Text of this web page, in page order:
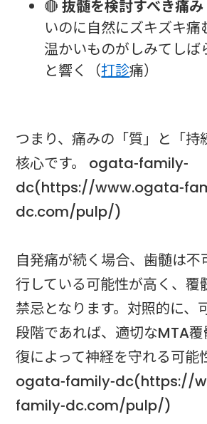
🔴抜髄を検討すべき痛み
いのに自然にズキズキ痛
温かいものがしみてしば
と響く（打診痛）
つまり、痛みの「質」と「持
核心です。 ogata-family-
dc(https://www.ogata-
dc.com/pulp/)
自発痛が続く場合、歯髄は不
行している可能性が高く、覆
禁忌となります。対照的に、
段階であれば、適切なMTA
復によって神経を守れる可能
ogata-family-dc(https://
family-dc.com/pulp/)